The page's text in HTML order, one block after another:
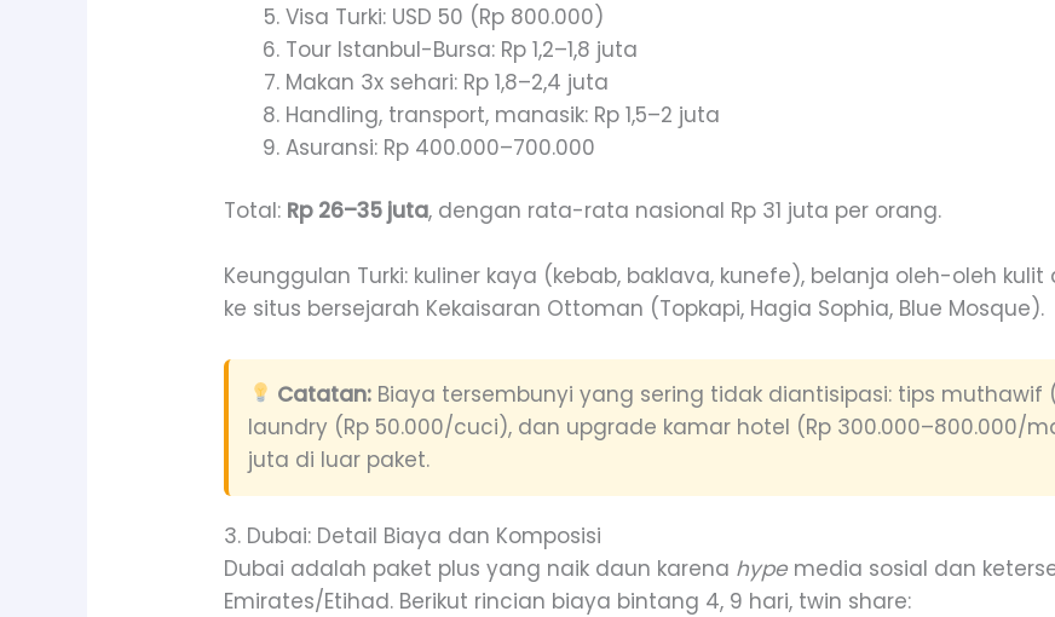
Visa Turki: USD 50 (Rp 800.000)
Tour Istanbul-Bursa: Rp 1,2–1,8 juta
Makan 3x sehari: Rp 1,8–2,4 juta
Handling, transport, manasik: Rp 1,5–2 juta
Asuransi: Rp 400.000–700.000
Total: Rp 26–35 juta, dengan rata-rata nasional Rp 31 juta per orang.
Keunggulan Turki: kuliner kaya (kebab, baklava, kunefe), belanja oleh-oleh
ke situs bersejarah Kekaisaran Ottoman (Topkapi, Hagia Sophia, Blue Mosque).
Catatan:Biaya tersembunyi yang sering tidak diantisipasi: tips muthawif
laundry (Rp 50.000/cuci), dan upgrade kamar hotel (Rp 300.000–800.000/
juta di luar paket.
3. Dubai: Detail Biaya dan Komposisi
Dubai adalah paket plus yang naik daun karena hype media sosial dan
Emirates/Etihad. Berikut rincian biaya bintang 4, 9 hari, twin share: